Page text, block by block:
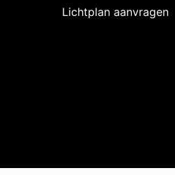
Lichtplan aanvragen